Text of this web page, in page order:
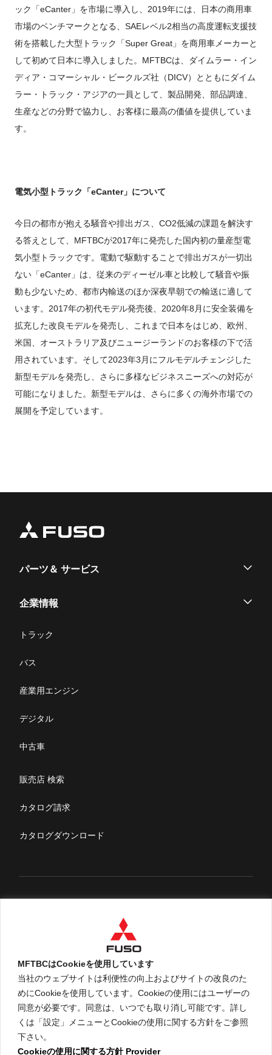
MFTBCはCookieを使用しています
当社のウェブサイトは利便性の向上およびサイトの改良のた
めにCookieを使用しています。Cookieの使用にはユーザーの
同意が必要です。同意は、いつでも取り消し可能です。詳し
くは「設定」メニューとCookieの使用に関する方針をご参照
下さい。
Cookieの使用に関する方針 Provider
ック「eCanter」を市場に導入し、2019年には、日本の商用車
市場のベンチマークとなる、SAEレベル2相当の高度運転支援技
術を搭載した大型トラック「Super Great」を商用車メーカーと
して初めて日本に導入しました。MFTBCは、ダイムラー・イン
ディア・コマーシャル・ビークルズ社（DICV）とともにダイム
ラー・トラック・アジアの一員として、製品開発、部品調達、
生産などの分野で協力し、お客様に最高の価値を提供していま
す。
電気小型トラック「eCanter」について
今日の都市が抱える騒音や排出ガス、CO2低減の課題を解決す
る答えとして、MFTBCが2017年に発売した国内初の量産型電
気小型トラックです。電動で駆動することで排出ガスが一切出
ない「eCanter」は、従来のディーゼル車と比較して騒音や振
動も少ないため、都市内輸送のほか深夜早朝での輸送に適して
います。2017年の初代モデル発売後、2020年8月に安全装備を
拡充した改良モデルを発売し、これまで日本をはじめ、欧州、
米国、オーストラリア及びニュージーランドのお客様の下で活
用されています。そして2023年3月にフルモデルチェンジした
新型モデルを発売し、さらに多様なビジネスニーズへの対応が
可能になりました。新型モデルは、さらに多くの海外市場での
展開を予定しています。
パーツ＆ サービス
パーツ
企業情報
企業情報
お問い合わせ
ニュース・お知らせ
採用情報
リコール情報
特定整備(自動車一覧表）
ふそうライフ
FUSOマガジン
トラック
バス
産業用エンジン
デジタル
中古車
販売店 検索
カタログ請求
カタログダウンロード
An ARCHION Group Company